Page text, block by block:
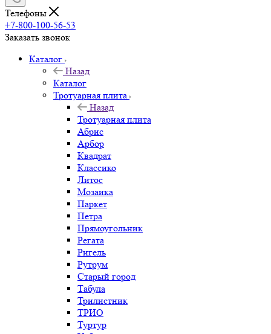
Телефоны
+7-800-100-56-53
Заказать звонок
Каталог
Назад
Каталог
Тротуарная плита
Назад
Тротуарная плита
Абрис
Арбор
Квадрат
Классико
Литос
Мозаика
Паркет
Петра
Прямоугольник
Регата
Ригель
Рутрум
Старый город
Табула
Трилистник
ТРИО
Туртур